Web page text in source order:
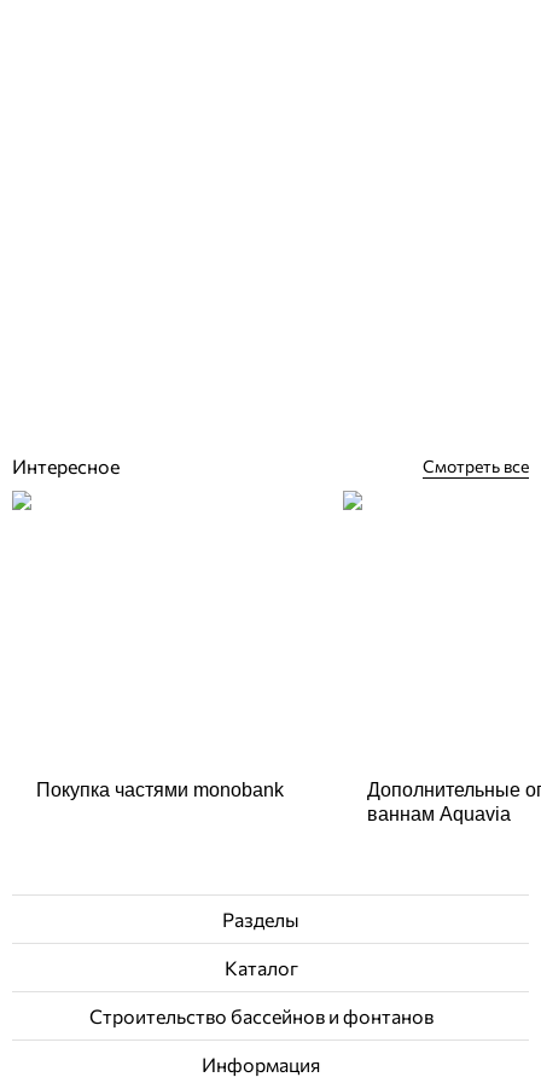
Интересное Смотреть все
Покупка частями monobank
Дополнительные
ваннам Aquavia
Разделы
Каталог
Строительство бассейнов и фонтанов
Информация